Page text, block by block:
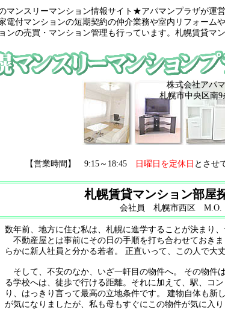
マンスリーマンション情報サイト★アパマンプラザが運
電付マンションの短期契約の仲介業務や室内リフォーム
ンの売買・マンション管理も行っています。札幌賃貸マ
株式会社アパ
札幌市中央区南
【営業時間】 9:15～18:45 日曜日を定休日 とさせ
札幌賃貸マンション部屋
会社員 札幌市西区 M.O.
数年前、地方に住む私は、札幌に進学することが決まり、
不動産屋とは事前にその日の手順を打ち合わせておき
らかに新人社員と分かる若者。 正直いって、この人で大
そして、不安のなか、いざ一軒目の物件へ。 その物件
る学校へは、徒歩で行ける距離。それに加えて、駅、コ
り、はっきり言って最高の立地条件です。 建物自体も新
が気になりましたが、私も母もすぐにこの物件が気に入